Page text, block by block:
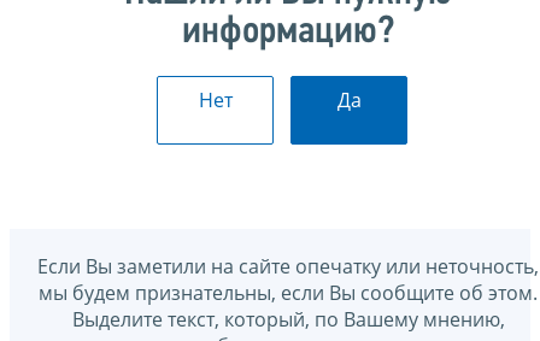
информацию?
Нет Да
Если Вы заметили на сайте опечатку или неточность,
мы будем признательны, если Вы сообщите об этом.
Выделите текст, который, по Вашему мнению,